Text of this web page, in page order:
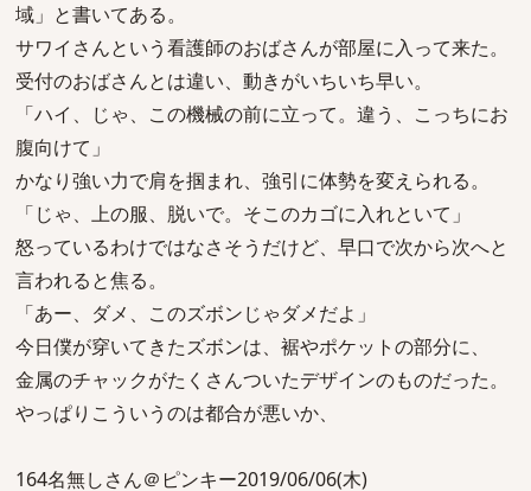
域」と書いてある。
サワイさんという看護師のおばさんが部屋に入って来た。
受付のおばさんとは違い、動きがいちいち早い。
「ハイ、じゃ、この機械の前に立って。違う、こっちにお
腹向けて」
かなり強い力で肩を掴まれ、強引に体勢を変えられる。
「じゃ、上の服、脱いで。そこのカゴに入れといて」
怒っているわけではなさそうだけど、早口で次から次へと
言われると焦る。
「あー、ダメ、このズボンじゃダメだよ」
今日僕が穿いてきたズボンは、裾やポケットの部分に、
金属のチャックがたくさんついたデザインのものだった。
やっぱりこういうのは都合が悪いか、
164名無しさん＠ピンキー2019/06/06(木)